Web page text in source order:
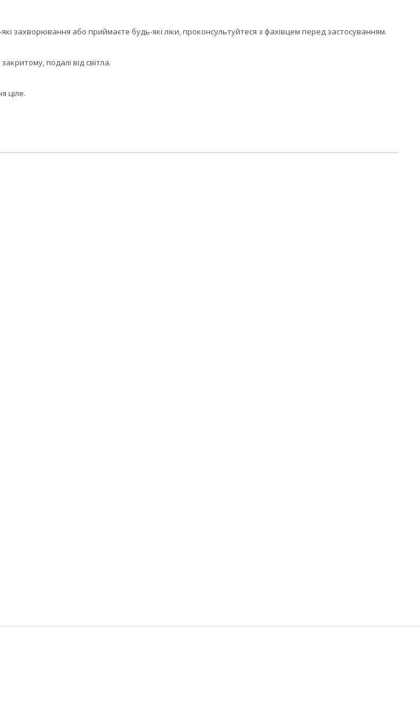
захворювання або приймаєте будь-які ліки, проконсультуйтеся з фахівцем перед застосуванням.
подалі від світла.
ціле.